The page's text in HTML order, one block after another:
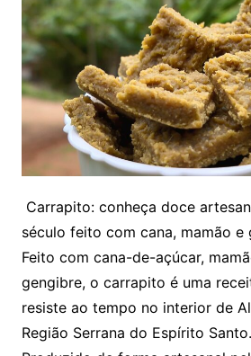
Carrapito: conheça doce
século feito com cana, mamão e
Feito com cana-de-açúcar,
gengibre, o carrapito é uma
resiste ao tempo no interior de
Região Serrana do Espírito Santo.